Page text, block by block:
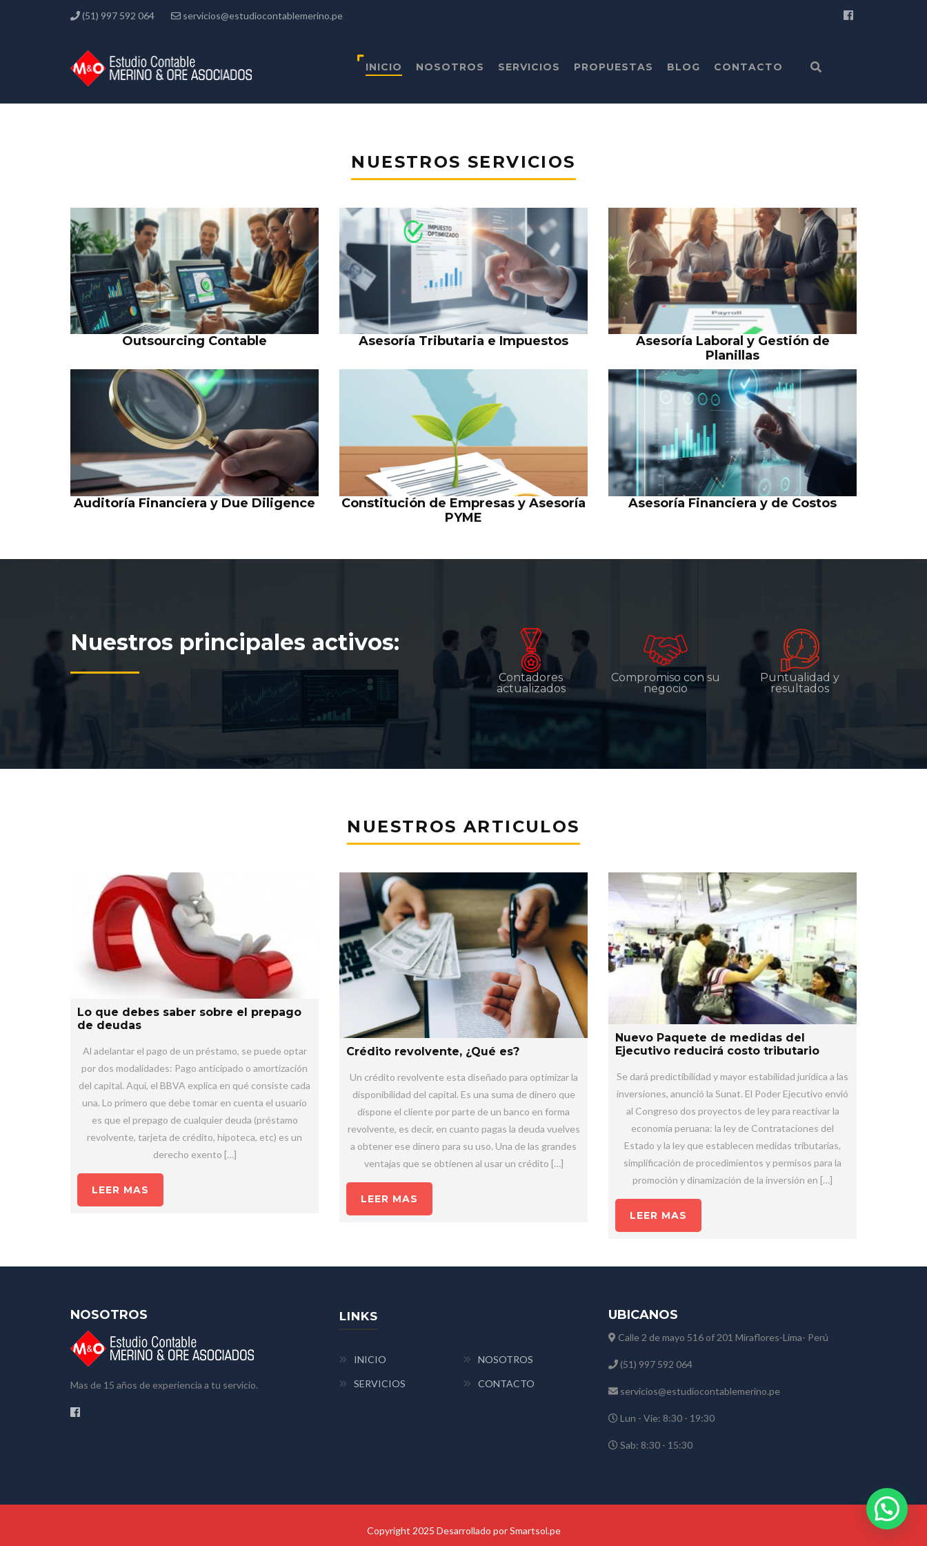
(51) 997 592 064 servicios@estudiocontablemerino.pe
INICIO NOSOTROS SERVICIOS PROPUESTAS BLOG CONTACTO
NUESTROS SERVICIOS
Outsourcing Contable Asesoría Tributaria e Impuestos
Asesoría Laboral y Gestión de
Planillas
Auditoría Financiera y Due Diligence
Constitución de Empresas y Asesoría
PYME
Asesoría Financiera y de Costos
Nuestros principales activos:
Contadores
actualizados
Compromiso con su
negocio
Puntualidad y
resultados
NUESTROS ARTICULOS
Lo que debes saber sobre el prepago
de deudas
Al adelantar el pago de un préstamo, se puede optar
por dos modalidades: Pago anticipado o amortización
del capital. Aquí, el BBVA explica en qué consiste cada
una. Lo primero que debe tomar en cuenta el usuario
es que el prepago de cualquier deuda (préstamo
revolvente, tarjeta de crédito, hipoteca, etc) es un
derecho exento […]
LEER MAS
Crédito revolvente, ¿Qué es?
Un crédito revolvente esta diseñado para optimizar la
disponibilidad del capital. Es una suma de dinero que
dispone el cliente por parte de un banco en forma
revolvente, es decir, en cuanto pagas la deuda vuelves
a obtener ese dinero para su uso. Una de las grandes
ventajas que se obtienen al usar un crédito […]
LEER MAS
Nuevo Paquete de medidas del
Ejecutivo reducirá costo tributario
Se dará predictibilidad y mayor estabilidad jurídica a las
inversiones, anunció la Sunat. El Poder Ejecutivo envió
al Congreso dos proyectos de ley para reactivar la
economía peruana: la ley de Contrataciones del
Estado y la ley que establecen medidas tributarias,
simplificación de procedimientos y permisos para la
promoción y dinamización de la inversión en […]
LEER MAS
NOSOTROS
Mas de 15 años de experiencia a tu servicio.
LINKS
INICIO NOSOTROS
SERVICIOS CONTACTO
UBICANOS
Calle 2 de mayo 516 of 201 Miraflores-Lima- Perú
(51) 997 592 064
servicios@estudiocontablemerino.pe
Lun - Vie: 8:30 - 19:30
Sab: 8:30 - 15:30
Copyright 2025 Desarrollado por Smartsol.pe